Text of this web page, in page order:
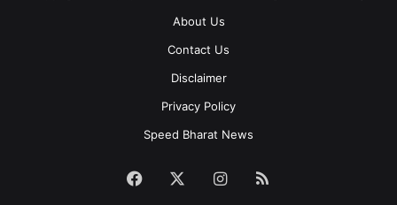
About Us
Contact Us
Disclaimer
Privacy Policy
Speed Bharat News
Facebook Instagram
RSS